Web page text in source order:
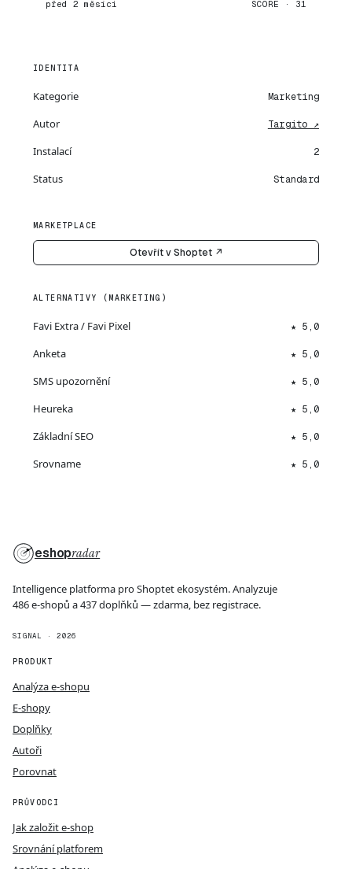
před 2 měsíci SCORE · 31
IDENTITA
Kategorie Marketing
Autor Targito ↗
Instalací 2
Status Standard
MARKETPLACE
Otevřít v Shoptet ↗
ALTERNATIVY (MARKETING)
Favi Extra / Favi Pixel ★ 5,0
Anketa ★ 5,0
SMS upozornění ★ 5,0
Heureka ★ 5,0
Základní SEO ★ 5,0
Srovname ★ 5,0
eshopradar
Intelligence platforma pro Shoptet ekosystém. Analyzuje
486 e-shopů a 437 doplňků — zdarma, bez registrace.
SIGNAL · 2026
PRODUKT
Analýza e-shopu
E-shopy
Doplňky
Autoři
Porovnat
PRŮVODCI
Jak založit e-shop
Srovnání platforem